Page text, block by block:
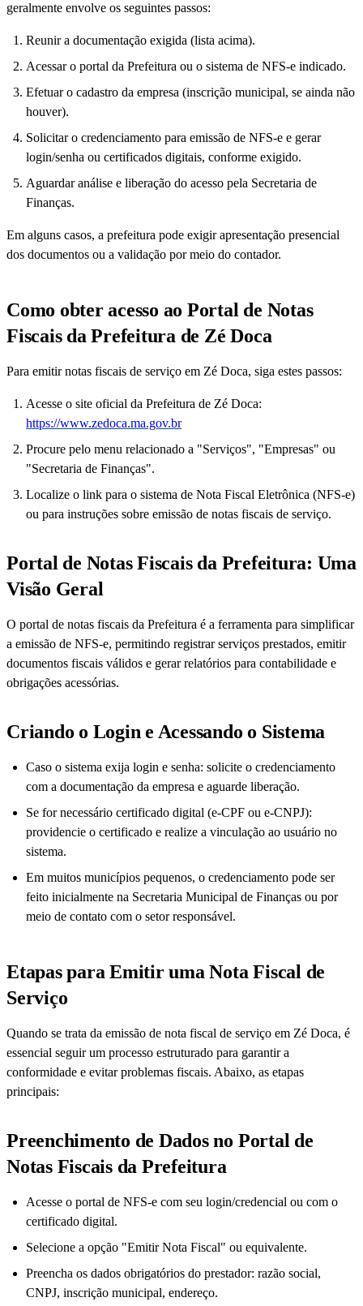
geralmente envolve os seguintes passos:
Reunir a documentação exigida (lista acima).
Acessar o portal da Prefeitura ou o sistema de NFS-e indicado.
Efetuar o cadastro da empresa (inscrição municipal, se ainda não
houver).
Solicitar o credenciamento para emissão de NFS-e e gerar
login/senha ou certificados digitais, conforme exigido.
Aguardar análise e liberação do acesso pela Secretaria de
Finanças.
Em alguns casos, a prefeitura pode exigir apresentação presencial
dos documentos ou a validação por meio do contador.
Como obter acesso ao Portal de Notas
Fiscais da Prefeitura de Zé Doca
Para emitir notas fiscais de serviço em Zé Doca, siga estes passos:
Acesse o site oficial da Prefeitura de Zé Doca:
https://www.zedoca.ma.gov.br
Procure pelo menu relacionado a "Serviços", "Empresas" ou
"Secretaria de Finanças".
Localize o link para o sistema de Nota Fiscal Eletrônica (NFS-e)
ou para instruções sobre emissão de notas fiscais de serviço.
Portal de Notas Fiscais da Prefeitura: Uma
Visão Geral
O portal de notas fiscais da Prefeitura é a ferramenta para simplificar
a emissão de NFS-e, permitindo registrar serviços prestados, emitir
documentos fiscais válidos e gerar relatórios para contabilidade e
obrigações acessórias.
Criando o Login e Acessando o Sistema
Caso o sistema exija login e senha: solicite o credenciamento
com a documentação da empresa e aguarde liberação.
Se for necessário certificado digital (e-CPF ou e-CNPJ):
providencie o certificado e realize a vinculação ao usuário no
sistema.
Em muitos municípios pequenos, o credenciamento pode ser
feito inicialmente na Secretaria Municipal de Finanças ou por
meio de contato com o setor responsável.
Etapas para Emitir uma Nota Fiscal de
Serviço
Quando se trata da emissão de nota fiscal de serviço em Zé Doca, é
essencial seguir um processo estruturado para garantir a
conformidade e evitar problemas fiscais. Abaixo, as etapas
principais:
Preenchimento de Dados no Portal de
Notas Fiscais da Prefeitura
Acesse o portal de NFS-e com seu login/credencial ou com o
certificado digital.
Selecione a opção "Emitir Nota Fiscal" ou equivalente.
Preencha os dados obrigatórios do prestador: razão social,
CNPJ, inscrição municipal, endereço.